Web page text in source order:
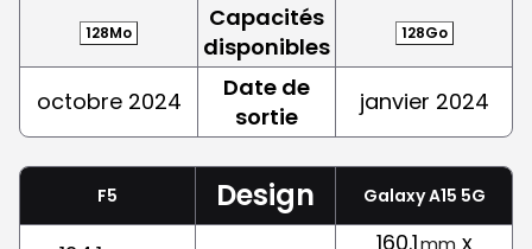
128Mo
Capacités
disponibles
128Go
octobre 2024
Date de
sortie
janvier 2024
F5 Design Galaxy A15 5G
160.1mm x